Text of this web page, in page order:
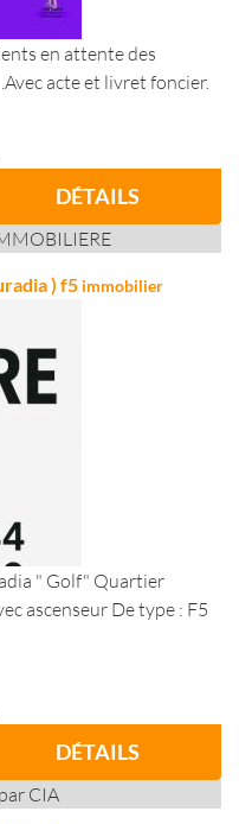
en attente des
acte et livret foncier.
DÉTAILS
) f5 immobilier
" Golf" Quartier
ascenseur De type : F5
DÉTAILS
CIA